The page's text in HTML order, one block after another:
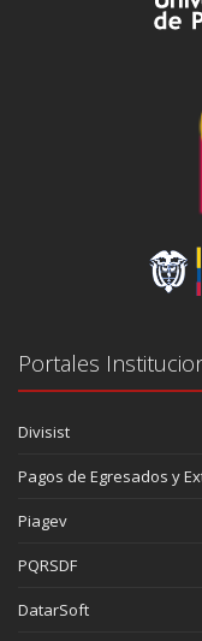
Portales
Divisist
Pagos de Egresados y
Piagev
PQRSDF
DatarSoft